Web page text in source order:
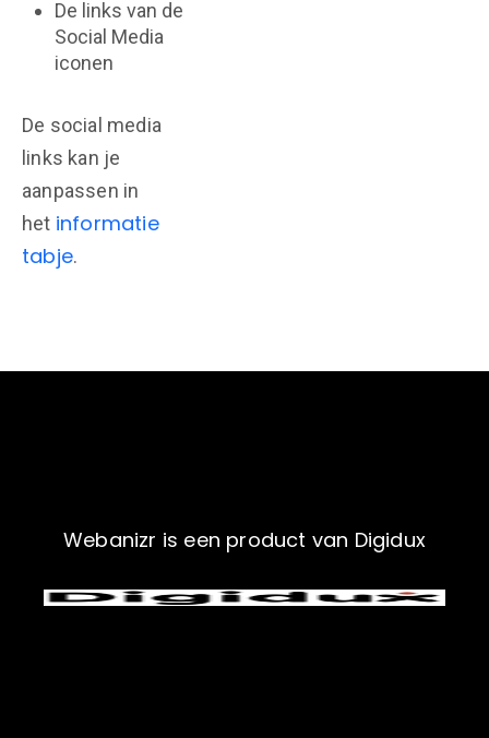
De links van de
Social Media
iconen
De social media
links kan je
aanpassen in
het informatie
tabje.
Webanizr is een product van Digidux